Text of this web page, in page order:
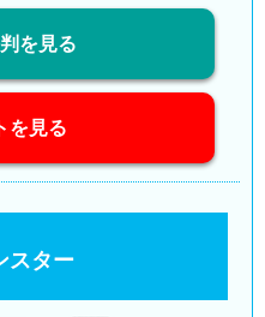
を見る
を見る
スター